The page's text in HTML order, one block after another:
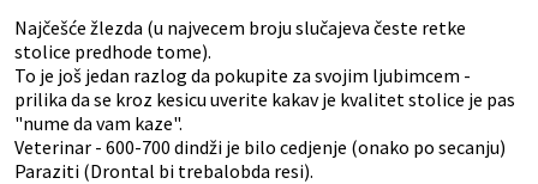
Najčešće žlezda (u najvecem broju slučajeva česte retke
stolice predhode tome).
To je još jedan razlog da pokupite za svojim ljubimcem -
prilika da se kroz kesicu uverite kakav je kvalitet stolice je pas
"nume da vam kaze".
Veterinar - 600-700 dindži je bilo cedjenje (onako po secanju)
Paraziti (Drontal bi trebalobda resi).